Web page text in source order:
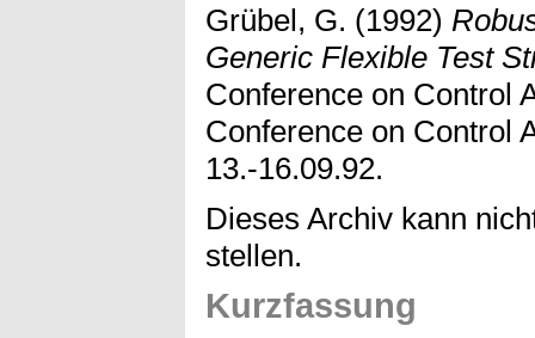
Grübel, G. (1992)
Generic Flexible Test
Conference on Control
Conference on Control
13.-16.09.92.
Dieses Archiv kann
stellen.
Kurzfassung